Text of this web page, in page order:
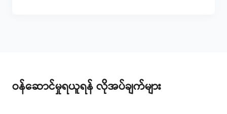
ဝန်ဆောင်မှုရယူရန် လိုအပ်ချက်များ